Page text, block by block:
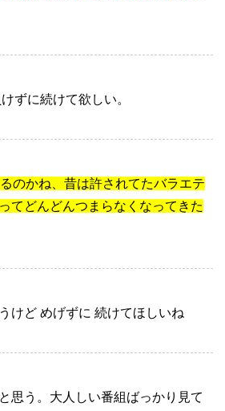
ずに続けて欲しい。
のかね、昔は許されてたバラエテ
てどんどんつまらなくなってきた
けど めげずに 続けてほしいね
思う。大人しい番組ばっかり見て